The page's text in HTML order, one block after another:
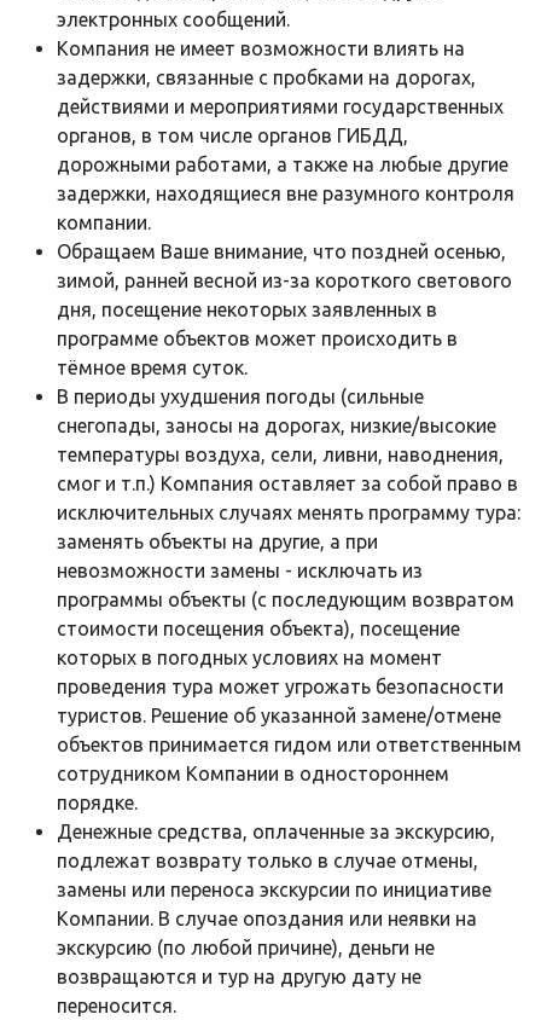
электронных сообщений.
Компания не имеет возможности влиять на
задержки, связанные с пробками на дорогах,
действиями и мероприятиями государственных
органов, в том числе органов ГИБДД,
дорожными работами, а также на любые другие
задержки, находящиеся вне разумного контроля
компании.
Обращаем Ваше внимание, что поздней осенью,
зимой, ранней весной из-за короткого светового
дня, посещение некоторых заявленных в
программе объектов может происходить в
тёмное время суток.
В периоды ухудшения погоды (сильные
снегопады, заносы на дорогах, низкие/высокие
температуры воздуха, сели, ливни, наводнения,
смог и т.п.) Компания оставляет за собой право в
исключительных случаях менять программу тура:
заменять объекты на другие, а при
невозможности замены - исключать из
программы объекты (с последующим возвратом
стоимости посещения объекта), посещение
которых в погодных условиях на момент
проведения тура может угрожать безопасности
туристов. Решение об указанной замене/отмене
объектов принимается гидом или ответственным
сотрудником Компании в одностороннем
порядке.
Денежные средства, оплаченные за экскурсию,
подлежат возврату только в случае отмены,
замены или переноса экскурсии по инициативе
Компании. В случае опоздания или неявки на
экскурсию (по любой причине), деньги не
возвращаются и тур на другую дату не
переносится.